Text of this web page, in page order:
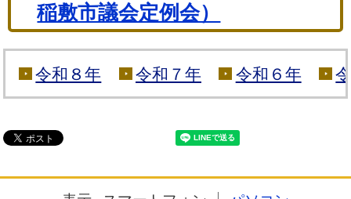
稲敷市議会定例会）
令和８年 令和７年 令和６年